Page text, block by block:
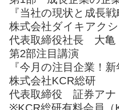
『当社の現状と成長
株式会社ダイキアク
代表取締役社長 大
第2部注目講演
『今月の注目企業！
株式会社KCR総研
代表取締役 証券ア